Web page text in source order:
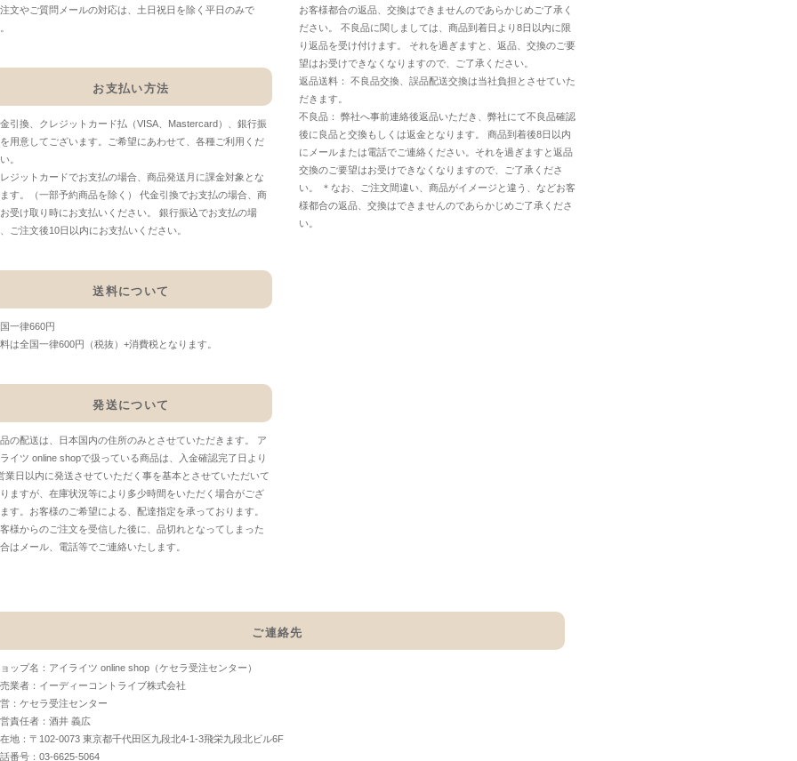
注文やご質問メールの対応は、土日祝日を除く平日のみで
お支払い方法
引換、クレジットカード払（VISA、Mastercard）、銀行振
用意してございます。ご希望にあわせて、各種ご利用くだ
。
ジットカードでお支払の場合、商品発送月に課金対象とな
ます。（一部予約商品を除く） 代金引換でお支払の場合、商
受け取り時にお支払いください。 銀行振込でお支払の場
ご注文後10日以内にお支払いください。
送料について
一律660円
は全国一律600円（税抜）+消費税となります。
発送について
の配送は、日本国内の住所のみとさせていただきます。 ア
イツ online shopで扱っている商品は、入金確認完了日より
業日以内に発送させていただく事を基本とさせていただいて
ますが、在庫状況等により多少時間をいただく場合がござ
す。お客様のご希望による、配達指定を承っております。
様からのご注文を受信した後に、品切れとなってしまった
はメール、電話等でご連絡いたします。
お客様都合の返品、交換はできませんのであらかじめご了承く
ださい。 不良品に関しましては、商品到着日より8日以内に限
り返品を受け付けます。 それを過ぎますと、返品、交換のご要
望はお受けできなくなりますので、ご了承ください。
返品送料： 不良品交換、誤品配送交換は当社負担とさせていた
だきます。
不良品： 弊社へ事前連絡後返品いただき、弊社にて不良品確認
後に良品と交換もしくは返金となります。 商品到着後8日以内
にメールまたは電話でご連絡ください。それを過ぎますと返品
交換のご要望はお受けできなくなりますので、ご了承くださ
い。 ＊なお、ご注文間違い、商品がイメージと違う、などお客
様都合の返品、交換はできませんのであらかじめご了承くださ
い。
ご連絡先
ップ名：アイライツ online shop（ケセラ受注センター）
業者：イーディーコントライブ株式会社
：ケセラ受注センター
責任者：酒井 義広
地：〒102-0073 東京都千代田区九段北4-1-3飛栄九段北ビル6F
番号：03-6625-5064